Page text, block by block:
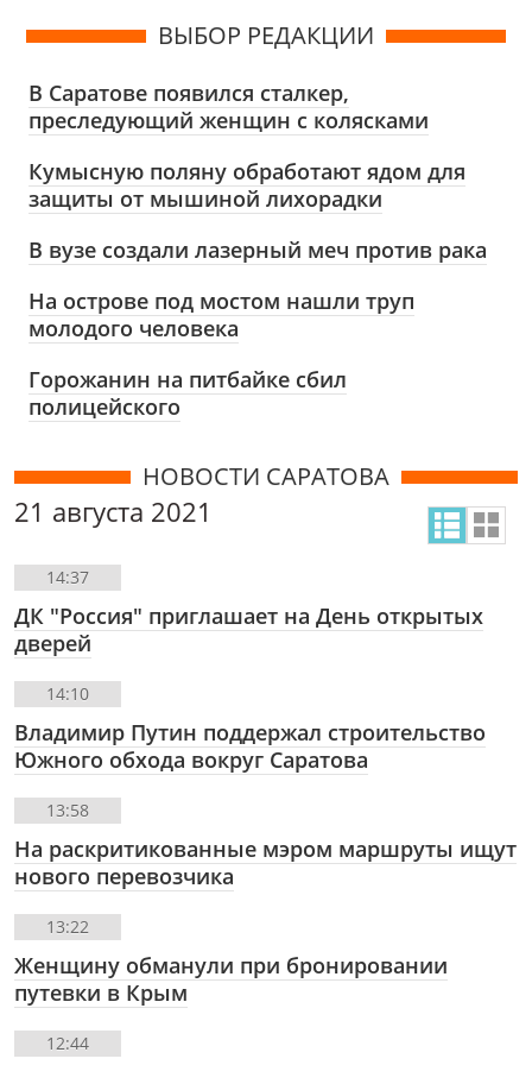
ВЫБОР РЕДАКЦИИ
В Саратове появился сталкер,
преследующий женщин с колясками
Кумысную поляну обработают ядом для
защиты от мышиной лихорадки
В вузе создали лазерный меч против рака
На острове под мостом нашли труп
молодого человека
Горожанин на питбайке сбил
полицейского
НОВОСТИ САРАТОВА
21 августа 2021
14:37
ДК "Россия" приглашает на День открытых
дверей
14:10
Владимир Путин поддержал строительство
Южного обхода вокруг Саратова
13:58
На раскритикованные мэром маршруты ищут
нового перевозчика
13:22
Женщину обманули при бронировании
путевки в Крым
12:44